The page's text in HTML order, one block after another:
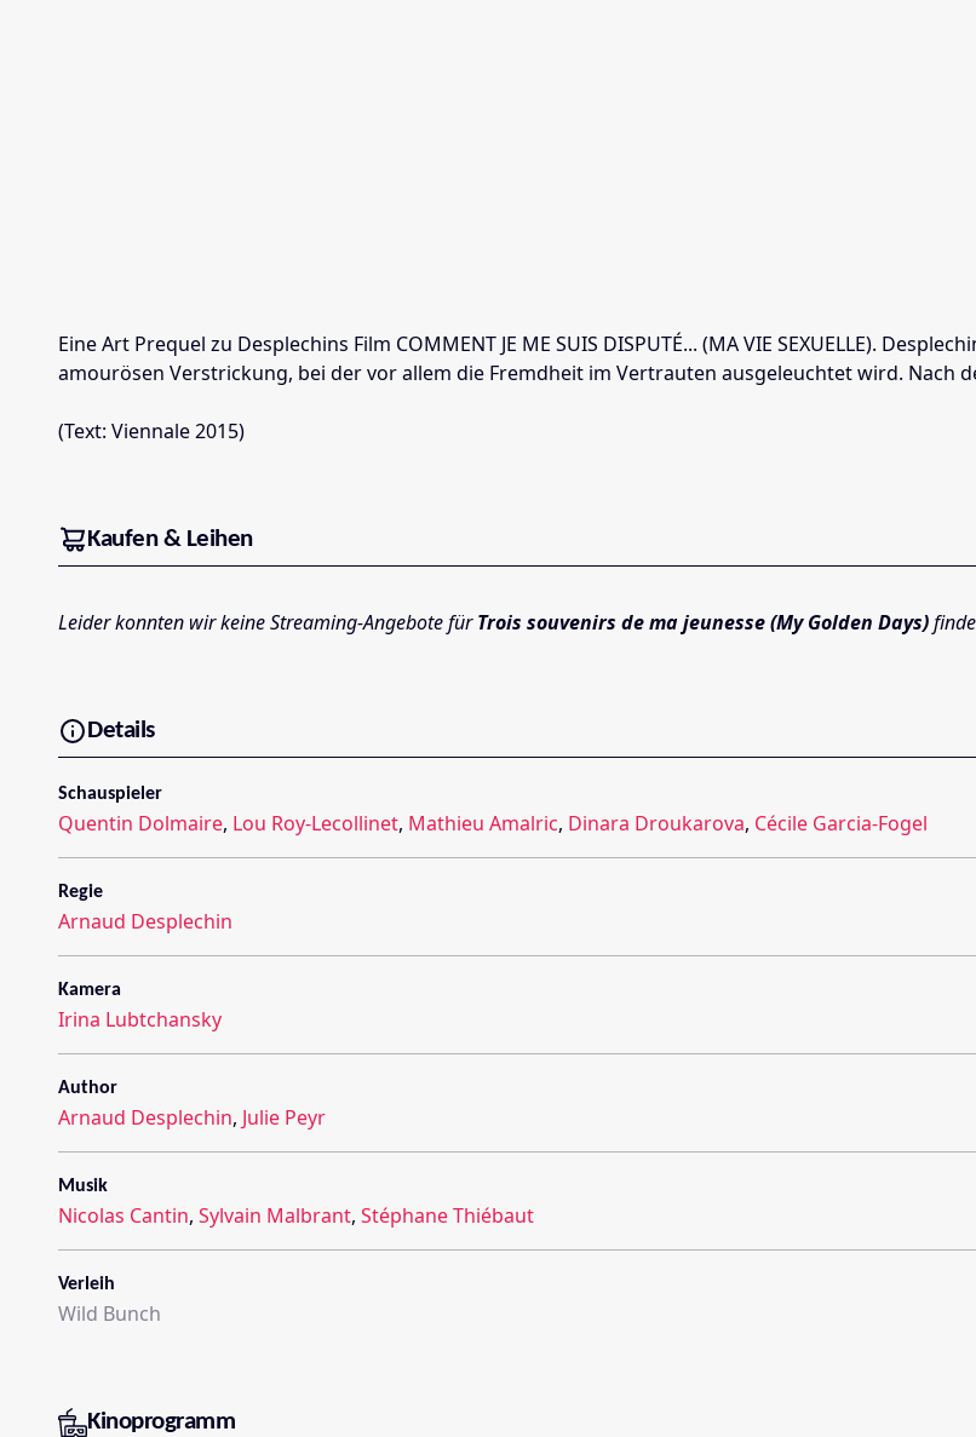
Eine Art Prequel zu Desplechins Film COMMENT JE ME SUIS DISPUTÉ... (MA VIE SEXUELLE).
amourösen Verstrickung, bei der vor allem die Fremdheit im Vertrauten ausgeleuchtet wird. Nach
(Text: Viennale 2015)
Kaufen & Leihen
Leider konnten wir keine Streaming-Angebote fürTrois souvenirs de ma jeunesse (My Golden Days)
Details
Schauspieler
Quentin Dolmaire, Lou Roy-Lecollinet, Mathieu Amalric, Dinara Droukarova, Cécile Garcia-Fogel
Regie
Arnaud Desplechin
Kamera
Irina Lubtchansky
Author
Arnaud Desplechin, Julie Peyr
Musik
Nicolas Cantin, Sylvain Malbrant, Stéphane Thiébaut
Verleih
Wild Bunch
Kinoprogramm